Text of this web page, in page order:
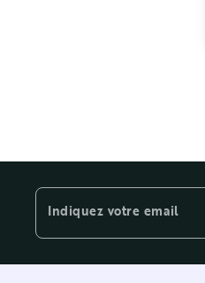
Indiquez votre email